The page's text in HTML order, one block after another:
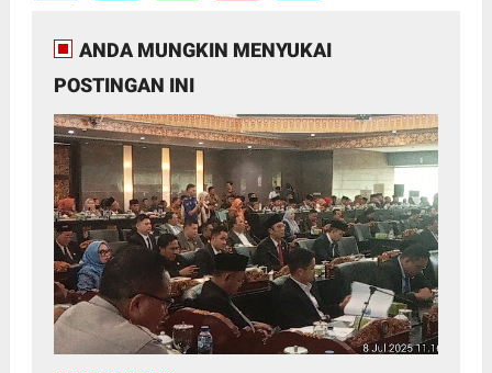
ANDA MUNGKIN MENYUKAI
POSTINGAN INI